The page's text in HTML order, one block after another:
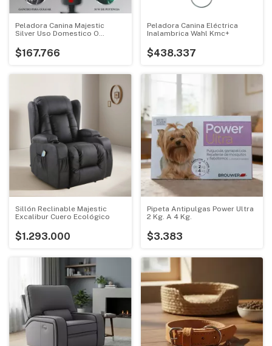
Peladora Canina Majestic
Silver Uso Domestico O
$167.766
Peladora Canina Eléctrica
Inalambrica Wahl Kmc+
$438.337
Sillón Reclinable Majestic
Excalibur Cuero Ecológico
$1.293.000
Pipeta Antipulgas Power Ultra
2 Kg. A 4 Kg.
$3.383